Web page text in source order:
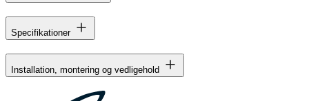
Specifikationer
Installation, montering og vedligehold